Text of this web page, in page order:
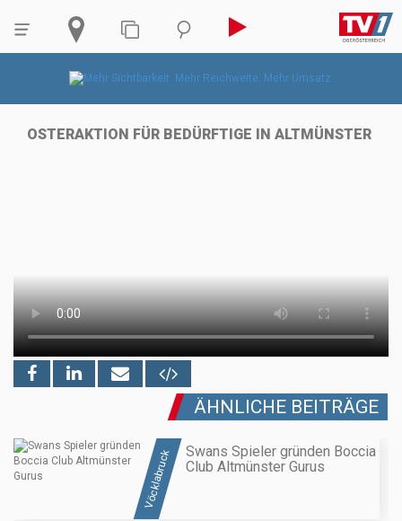
OSTERAKTION FÜR BEDÜRFTIGE IN ALTMÜNSTER
ÄHNLICHE BEITRÄGE
Vöcklabruck
Swans Spieler gründen Boccia
Club Altmünster Gurus